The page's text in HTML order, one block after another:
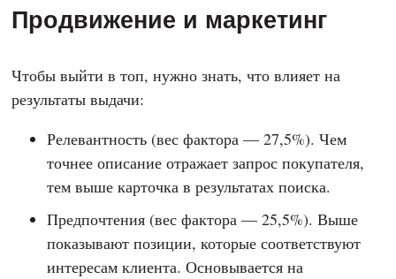
Продвижение и маркетинг
Чтобы выйти в топ, нужно знать, что влияет на
результаты выдачи:
Релевантность (вес фактора — 27,5%). Чем
точнее описание отражает запрос покупателя,
тем выше карточка в результатах поиска.
Предпочтения (вес фактора — 25,5%). Выше
показывают позиции, которые соответствуют
интересам клиента. Основывается на